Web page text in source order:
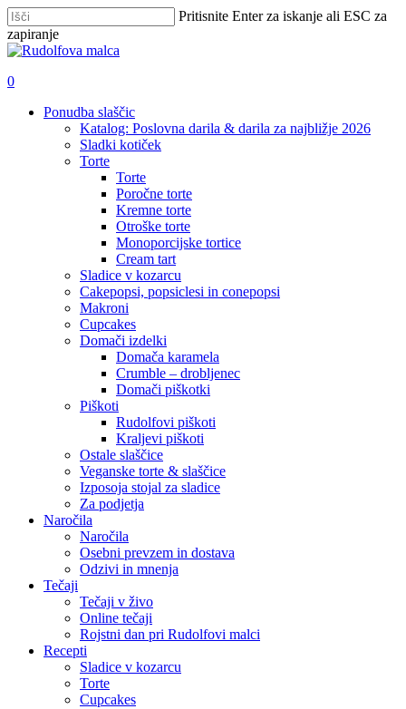
Skip
to
main
Pritisnite Enter za iskanje ali ESC za
zapiranje
Zapri
išči
account
0
Ponudba slaščic
Katalog: Poslovna darila & darila za najbližje 2026
Sladki kotiček
Torte
Torte
Poročne torte
Kremne torte
Otroške torte
Monoporcijske tortice
Cream tart
Sladice v kozarcu
Cakepopsi, popsiclesi in conepopsi
Makroni
Cupcakes
Domači izdelki
Domača karamela
Crumble – drobljenec
Domači piškotki
Piškoti
Rudolfovi piškoti
Kraljevi piškoti
Ostale slaščice
Veganske torte & slaščice
Izposoja stojal za sladice
Za podjetja
Naročila
Naročila
Osebni prevzem in dostava
Odzivi in mnenja
Tečaji
Tečaji v živo
Online tečaji
Rojstni dan pri Rudolfovi malci
Recepti
Sladice v kozarcu
Torte
Cupcakes